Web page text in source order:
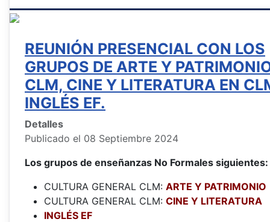
REUNIÓN PRESENCIAL CON LOS
GRUPOS DE ARTE Y
CLM, CINE Y LITERATURA EN
INGLÉS EF.
Detalles
Publicado el 08 Septiembre 2024
Los grupos de enseñanzas No Formales siguientes:
CULTURA GENERAL CLM: ARTE Y PATRIMONIO
CULTURA GENERAL CLM: CINE Y LITERATURA
INGLÉS EF